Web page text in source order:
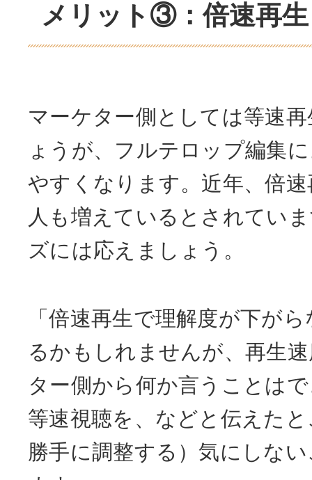
メリット③：倍速再
マーケター側としては等速
ょうが、フルテロップ編集
やすくなります。近年、倍
人も増えているとされてい
ズには応えましょう。
「倍速再生で理解度が下が
るかもしれませんが、再生
ター側から何か言うことは
等速視聴を、などと伝えた
勝手に調整する）気にしな